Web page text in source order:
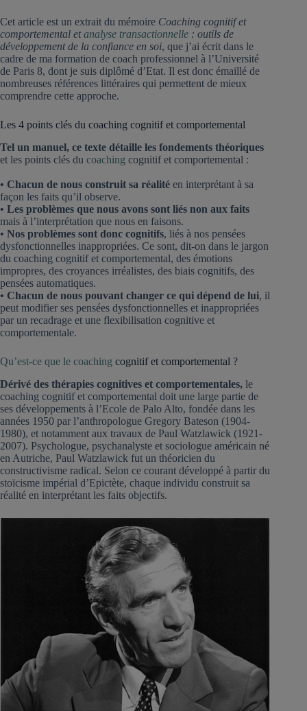
Cet article est un extrait du mémoire Coaching cognitif et
comportemental etanalyse transactionnelle : outils de
développement de la confiance en soi, que j’ai écrit dans le
cadre de ma formation de coach professionnel à l’Université
de Paris 8, dont je suis diplômé d’Etat. Il est donc émaillé de
nombreuses références littéraires qui permettent de mieux
comprendre cette approche.
Les 4 points clés du coaching cognitif et comportemental
Tel un manuel, ce texte détaille les fondements théoriques
et les points clés du coaching cognitif et comportemental :
• Chacun de nous construit sa réalité en interprétant à sa
façon les faits qu’il observe.
• Les problèmes que nous avons sont liés non aux faits
mais à l’interprétation que nous en faisons.
• Nos problèmes sont donc cognitifs, liés à nos pensées
dysfonctionnelles inappropriées. Ce sont, dit-on dans le jargon
du coaching cognitif et comportemental, des émotions
impropres, des croyances irréalistes, des biais cognitifs, des
pensées automatiques.
• Chacun de nous pouvant changer ce qui dépend de lui, il
peut modifier ses pensées dysfonctionnelles et inappropriées
par un recadrage et une flexibilisation cognitive et
comportementale.
Qu’est-ce que le coaching cognitif et comportemental ?
Dérivé des thérapies cognitives et comportementales, le
coaching cognitif et comportemental doit une large partie de
ses développements à l’Ecole de Palo Alto, fondée dans les
années 1950 par l’anthropologue Gregory Bateson (1904-
1980), et notamment aux travaux de Paul Watzlawick (1921-
2007). Psychologue, psychanalyste et sociologue américain né
en Autriche, Paul Watzlawick fut un théoricien du
constructivisme radical. Selon ce courant développé à partir du
stoïcisme impérial d’Epictète, chaque individu construit sa
réalité en interprétant les faits objectifs.